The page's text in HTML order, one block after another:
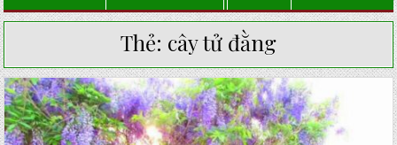
Thẻ: cây tử đằng
Posted
in